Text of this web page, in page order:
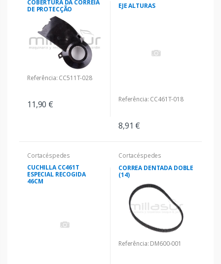
COBERTURA DA CORREIA
DE PROTECÇÃO
Referência: CC511T-028
11,90 €
EJE ALTURAS
Referência: CC461T-018
8,91 €
Cortacéspedes
CUCHILLA CC461T
ESPECIAL RECOGIDA
46CM
Cortacéspedes
CORREA DENTADA DOBLE
(14)
Referência: DM600-001